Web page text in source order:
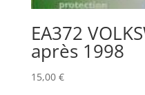
EA372
après 1998
15,00 €